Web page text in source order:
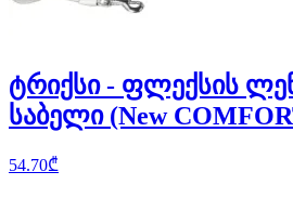
ტრიქსი - ფლექსის
საბელი (New
54.70₾